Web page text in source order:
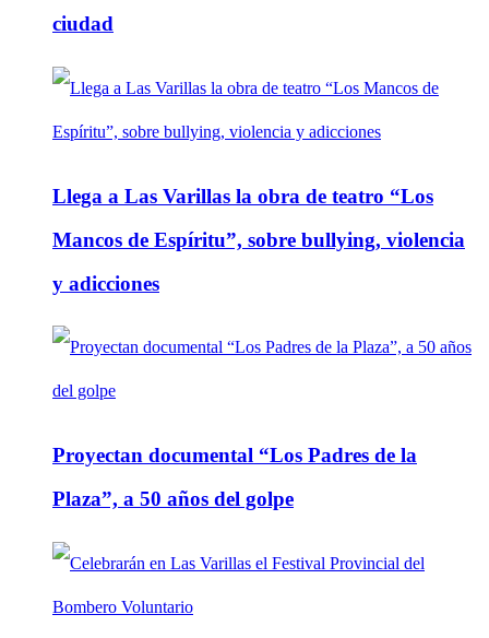
ciudad
Llega a Las Varillas la obra de teatro “Los
Mancos de Espíritu”, sobre bullying, violencia
y adicciones
Proyectan documental “Los Padres de la
Plaza”, a 50 años del golpe